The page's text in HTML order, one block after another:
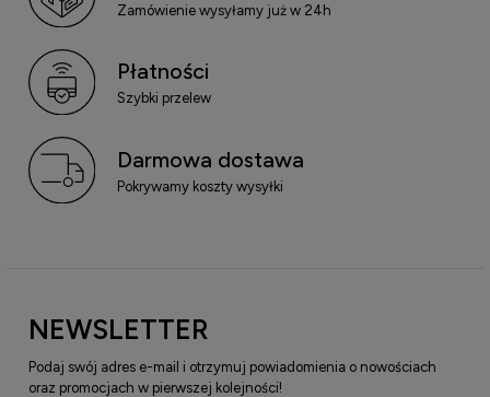
Zamówienie wysyłamy już w 24h
Płatności
Szybki przelew
Darmowa dostawa
Pokrywamy koszty wysyłki
NEWSLETTER
Podaj swój adres e-mail i otrzymuj powiadomienia o nowościach
oraz promocjach w pierwszej kolejności!